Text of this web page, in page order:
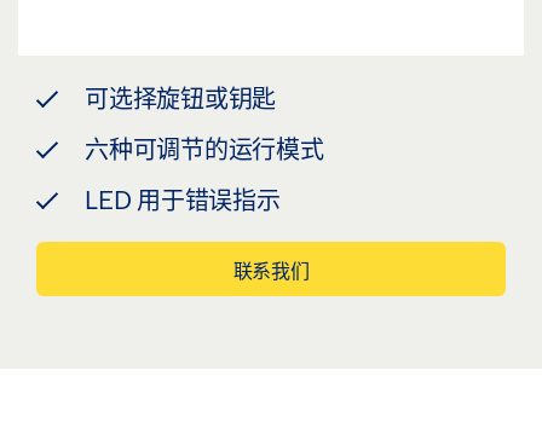
可选择旋钮或钥匙
六种可调节的运行模式
LED 用于错误指示
联系我们